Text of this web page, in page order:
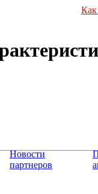
Как
Новости
партнеров